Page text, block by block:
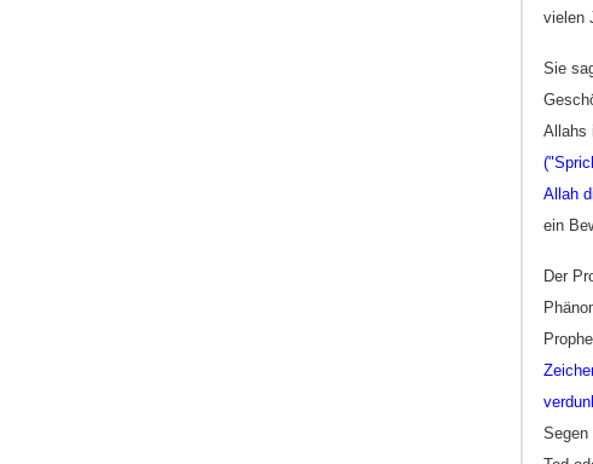
vielen
Sie
Allahs
(
Allah
ein
Der
Segen